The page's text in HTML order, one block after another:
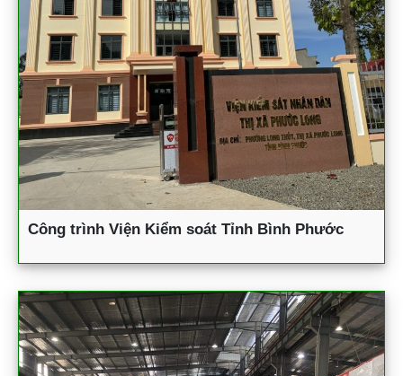
Công trình Viện Kiểm soát Tỉnh Bình Phước